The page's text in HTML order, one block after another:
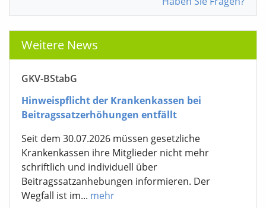
Weitere News
GKV-BStabG
Hinweispflicht der Krankenkassen bei
Beitragssatzerhöhungen entfällt
Seit dem 30.07.2026 müssen gesetzliche
Krankenkassen ihre Mitglieder nicht mehr
schriftlich und individuell über
Beitragssatzanhebungen informieren. Der
Wegfall ist im... mehr